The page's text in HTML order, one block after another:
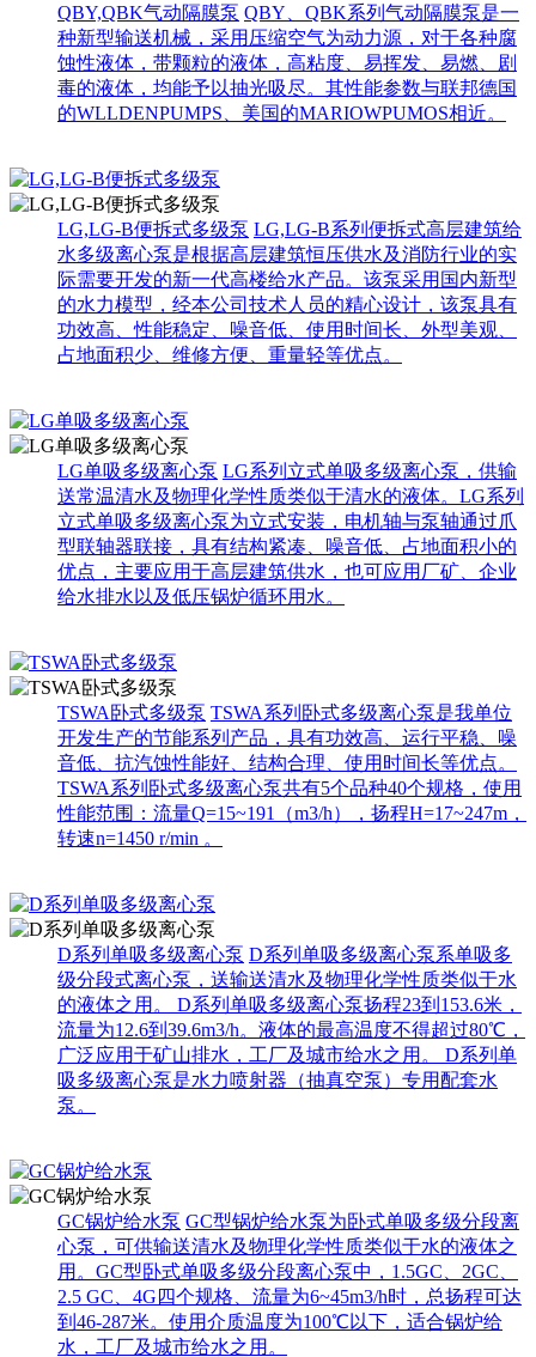
QBY,QBK气动隔膜泵 QBY、QBK系列气动隔膜泵是一
种新型输送机械，采用压缩空气为动力源，对于各种腐
蚀性液体，带颗粒的液体，高粘度、易挥发、易燃、剧
毒的液体，均能予以抽光吸尽。其性能参数与联邦德国
的WLLDENPUMPS、美国的MARIOWPUMOS相近。
LG,LG-B便拆式多级泵 LG,LG-B系列便拆式高层建筑给
水多级离心泵是根据高层建筑恒压供水及消防行业的实
际需要开发的新一代高楼给水产品。该泵采用国内新型
的水力模型，经本公司技术人员的精心设计，该泵具有
功效高、性能稳定、噪音低、使用时间长、外型美观、
占地面积少、维修方便、重量轻等优点。
LG单吸多级离心泵 LG系列立式单吸多级离心泵，供输
送常温清水及物理化学性质类似于清水的液体。LG系列
立式单吸多级离心泵为立式安装，电机轴与泵轴通过爪
型联轴器联接，具有结构紧凑、噪音低、占地面积小的
优点，主要应用于高层建筑供水，也可应用厂矿、企业
给水排水以及低压锅炉循环用水。
TSWA卧式多级泵 TSWA系列卧式多级离心泵是我单位
开发生产的节能系列产品，具有功效高、运行平稳、噪
音低、抗汽蚀性能好、结构合理、使用时间长等优点。
TSWA系列卧式多级离心泵共有5个品种40个规格，使用
性能范围：流量Q=15~191（m3/h），扬程H=17~247m，
转速n=1450 r/min 。
D系列单吸多级离心泵 D系列单吸多级离心泵系单吸多
级分段式离心泵，送输送清水及物理化学性质类似于水
的液体之用。 D系列单吸多级离心泵扬程23到153.6米，
流量为12.6到39.6m3/h。液体的最高温度不得超过80℃，
广泛应用于矿山排水，工厂及城市给水之用。 D系列单
吸多级离心泵是水力喷射器（抽真空泵）专用配套水
泵。
GC锅炉给水泵 GC型锅炉给水泵为卧式单吸多级分段离
心泵，可供输送清水及物理化学性质类似于水的液体之
用。GC型卧式单吸多级分段离心泵中，1.5GC、2GC、
2.5 GC、4G四个规格、流量为6~45m3/h时，总扬程可达
到46-287米。使用介质温度为100℃以下，适合锅炉给
水，工厂及城市给水之用。